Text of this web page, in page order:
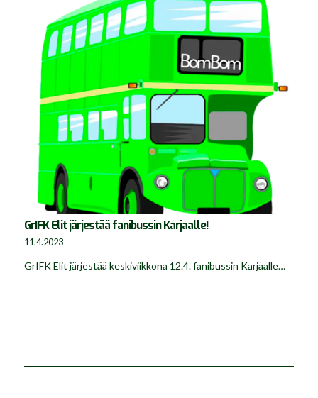
GrIFK Elit järjestää fanibussin Karjaalle!
11.4.2023
GrIFK Elit järjestää keskiviikkona 12.4. fanibussin Karjaalle…